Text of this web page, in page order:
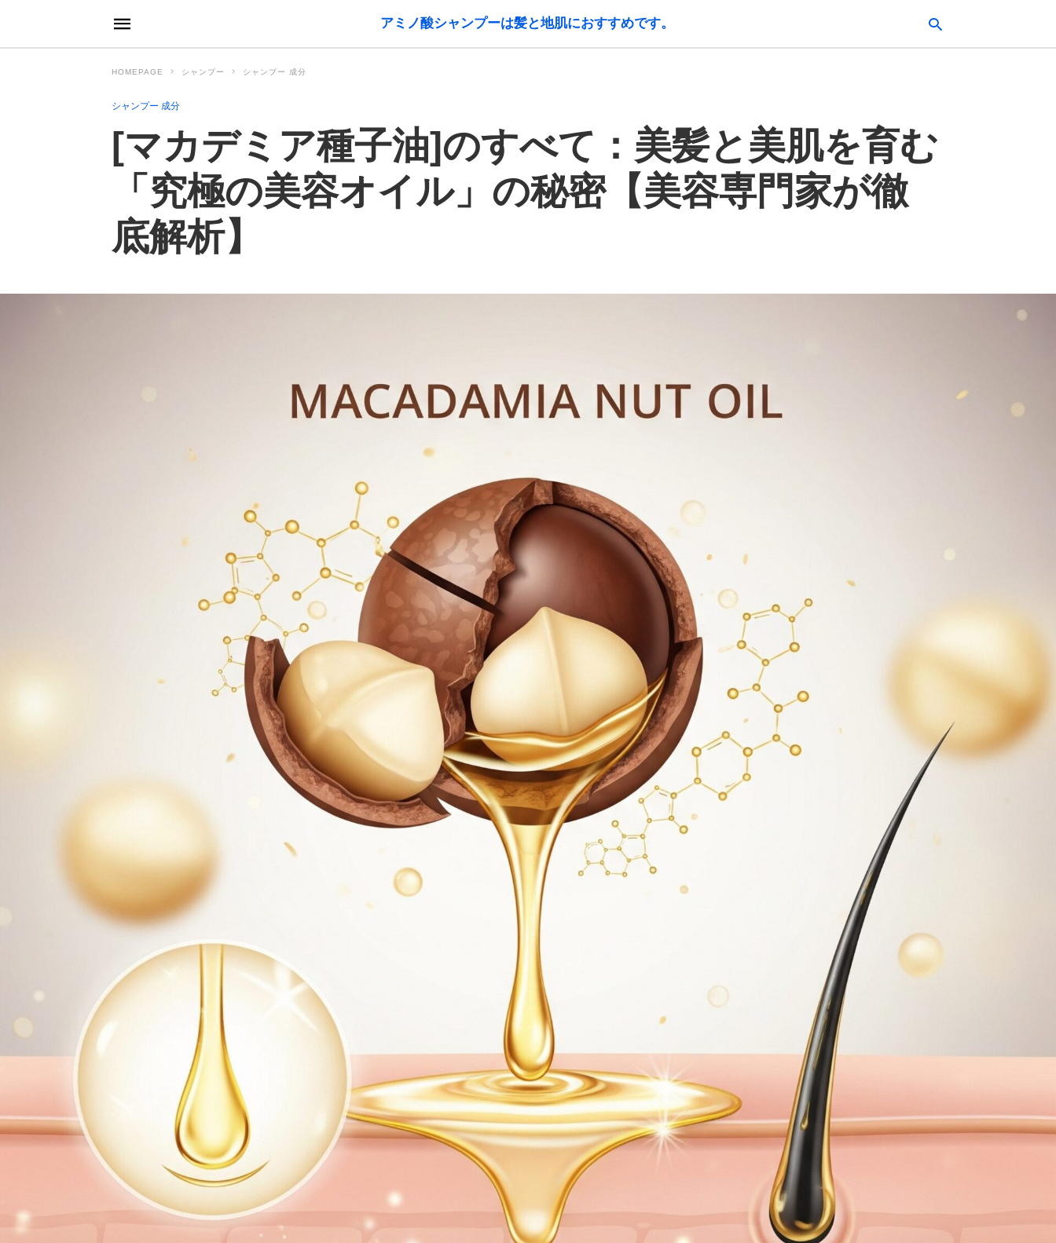
アミノ酸シャンプーは髪と地肌におすすめです。
HOMEPAGE シャンプー シャンプー 成分
シャンプー 成分
[マカデミア種子油]のすべて：美髪と美肌を育む
「究極の美容オイル」の秘密【美容専門家が徹
底解析】